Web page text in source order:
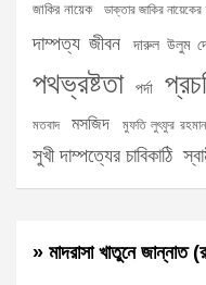
জাকির নায়েক ডাক্তার জাকির
দাম্পত্য জীবন দারুল উলুম
পথভ্রষ্টতা পর্দা
মতবাদ মসজিদ মুফতি লুৎফুর রহমান
সুখী দাম্পত্যের চাবিকাঠি
» মাদরাসা খাতুনে